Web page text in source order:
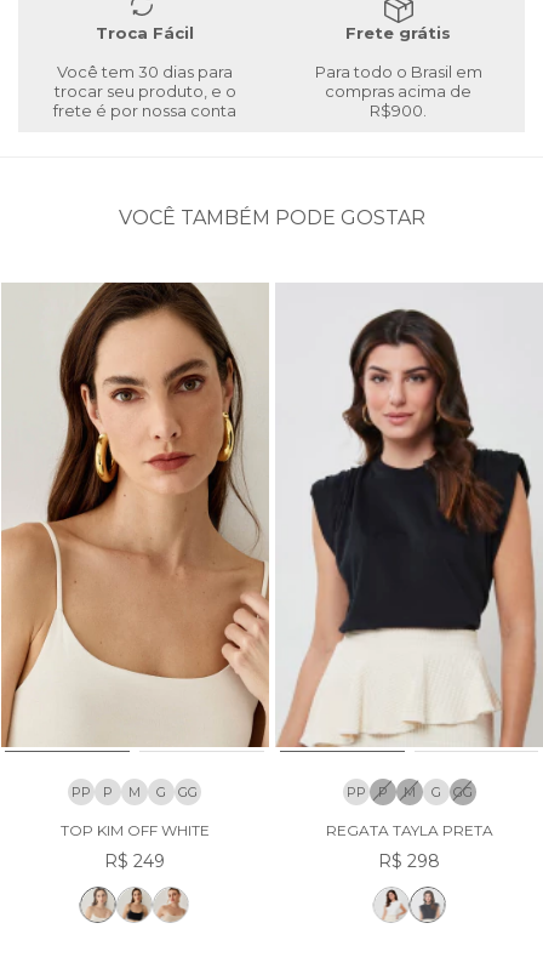
Troca Fácil
Você tem 30 dias para
trocar seu produto, e o
frete é por nossa conta
Frete grátis
Para todo o Brasil em
compras acima de
R$900.
VOCÊ TAMBÉM PODE GOSTAR
PP P M G GG
TOP KIM OFF WHITE
R$ 249
PP P M G GG
REGATA TAYLA PRETA
R$ 298